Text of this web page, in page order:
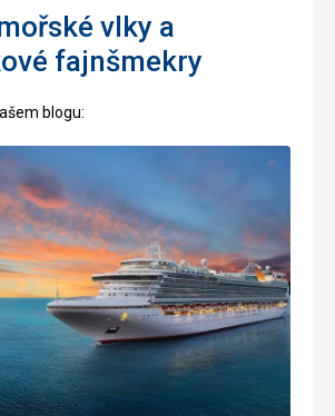
vlky a
fajnšmekry
blogu: